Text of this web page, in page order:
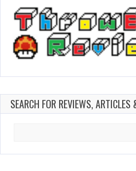
SEARCH FOR REVIEWS, ARTICLES